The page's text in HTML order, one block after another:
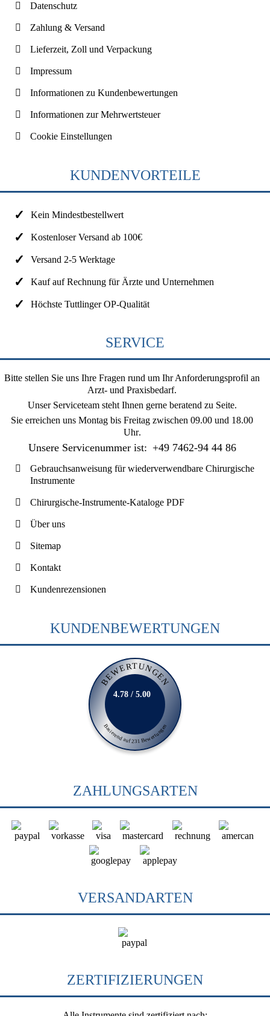
Datenschutz
Zahlung & Versand
Lieferzeit, Zoll und Verpackung
Impressum
Informationen zu Kundenbewertungen
Informationen zur Mehrwertsteuer
Cookie Einstellungen
KUNDENVORTEILE
Kein Mindestbestellwert
Kostenloser Versand ab 100€
Versand 2-5 Werktage
Kauf auf Rechnung für Ärzte und Unternehmen
Höchste Tuttlinger OP-Qualität
SERVICE
Bitte stellen Sie uns Ihre Fragen rund um Ihr Anforderungsprofil an
Arzt- und Praxisbedarf.
Unser Serviceteam steht Ihnen gerne beratend zu Seite.
Sie erreichen uns Montag bis Freitag zwischen 09.00 und 18.00
Uhr.
Unsere Servicenummer ist: +49 7462-94 44 86
Gebrauchsanweisung für wiederverwendbare Chirurgische
Instrumente
Chirurgische-Instrumente-Kataloge PDF
Über uns
Sitemap
Kontakt
Kundenrezensionen
KUNDENBEWERTUNGEN
BEWERTUNGEN
Basierend auf 231 Bewertungen
4.78 / 5.00
ZAHLUNGSARTEN
VERSANDARTEN
ZERTIFIZIERUNGEN